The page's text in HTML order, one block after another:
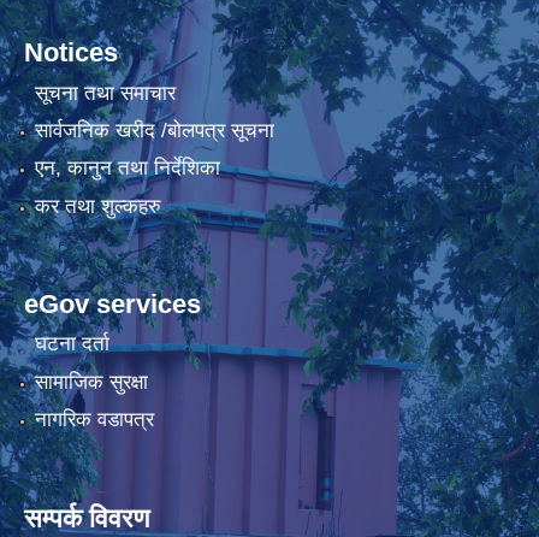
Notices
सूचना तथा समाचार
सार्वजनिक खरीद /बोलपत्र सूचना
एन, कानुन तथा निर्देशिका
कर तथा शुल्कहरु
eGov services
घटना दर्ता
सामाजिक सुरक्षा
नागरिक वडापत्र
सम्पर्क विवरण